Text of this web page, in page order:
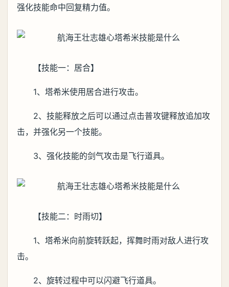
强化技能命中回复精力值。
【技能一：居合】
1、塔希米使用居合进行攻击。
2、技能释放之后可以通过点击普攻键释放追加攻
击，并强化另一个技能。
3、强化技能的剑气攻击是飞行道具。
【技能二：时雨切】
1、塔希米向前旋转跃起，挥舞时雨对敌人进行攻
击。
2、旋转过程中可以闪避飞行道具。